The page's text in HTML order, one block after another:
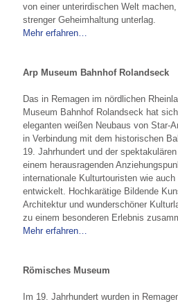
von einer unterirdischen Welt
strenger Geheimhaltung unterlag.
Mehr erfahren…
Arp Museum Bahnhof Rolandseck
Das in Remagen im nördlichen
Museum Bahnhof Rolandseck hat
eleganten weißen Neubaus von Star-
in Verbindung mit dem historischen
19. Jahrhundert und der
einem herausragenden
internationale Kulturtouristen wie
entwickelt. Hochkarätige Bildende
Architektur und wunderschöner
zu einem besonderen Erlebnis
Mehr erfahren…
Römisches Museum
Im 19. Jahrhundert wurden in